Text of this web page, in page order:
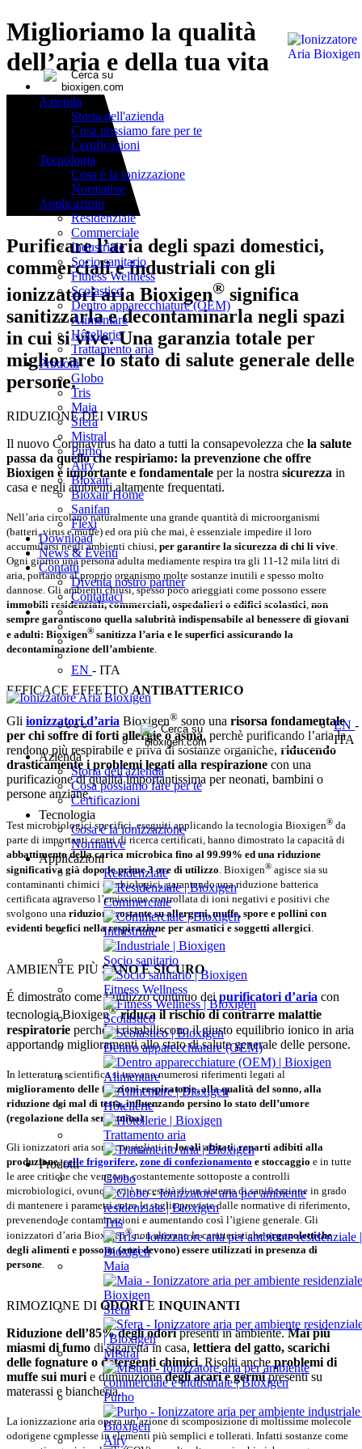
Azienda
Storia dell'azienda
Cosa possiamo fare per te
Certificazioni
Tecnologia
Cosa è la ionizzazione
Normative
Applicazioni
Residenziale
Commerciale
Industriale
Socio sanitario
Fitness Wellness
Scolastico
Dentro apparecchiature (OEM)
Alimentare
Hôtellerie
Trattamento aria
Prodotti
Globo
Tris
Maia
Sfera
Mistral
Purho
Airy
Bioxair
Bioxair Home
Sanifan
Flexi
Download
News & Eventi
Contatti
Diventa nostro partner
Contattaci
EN - ITA
EN-
ITA
Azienda
Storia dell'azienda
Cosa possiamo fare per te
Certificazioni
Tecnologia
Cosa è la ionizzazione
Normative
Applicazioni
Residenziale
Commerciale
Industriale
Socio sanitario
Fitness Wellness
Scolastico
Dentro apparecchiature (OEM)
Alimentare
Hôtellerie
Trattamento aria
Prodotti
Globo
Tris
Maia
Sfera
Mistral
Purho
Airy
Miglioriamo la qualità
dell’aria e della tua vita
Purificare l’aria degli spazi domestici,
commerciali e industriali con gli
ionizzatori aria Bioxigen® significa
sanitizzarla e decontaminarla negli spazi
in cui si vive. Una garanzia totale per
migliorare lo stato di salute generale delle
persone.
RIDUZIONE DEI VIRUS
Il nuovo Coronavirus ha dato a tutti la consapevolezza che la salute
passa da quello che respiriamo: la prevenzione che offre
Bioxigen è importante e fondamentale per la nostra sicurezza in
casa e negli ambienti altamente frequentati.
Nell’aria circolano naturalmente una grande quantità di microorganismi
(batteri, virus e muffe) ed ora più che mai, è essenziale impedire il loro
accumularsi negli ambienti chiusi, per garantire la sicurezza di chi li vive
Ogni giorno una persona adulta mediamente respira tra gli 11-12 mila litri di
aria, portando al proprio organismo molte sostanze inutili e spesso molto
dannose. Gli ambienti chiusi, spesso poco arieggiati come possono essere
immobili residenziali, commerciali, ospedalieri o edifici scolastici non
sempre garantiscono quella salubrità indispensabile al benessere di giovani
e adulti: Bioxigen® sanitizza l’aria e le superfici assicurando la
decontaminazione dell’ambiente.
EFFICACE EFFETTOANTIBATTERICO
Gli ionizzatori d’aria Bioxigen® sono una risorsa fondamentale
per chi soffre di forti allergie o asma, perchè purificando l’aria la
rendono più respirabile e priva di sostanze organiche, riducendo
drasticamente i problemi legati alla respirazione con una
purificazione di qualità importantissima per neonati, bambini o
persone anziane.
Test microbiologici specifici, eseguiti applicando la tecnologia Bioxigen® da
parte di importanti centri di ricerca certificati, hanno dimostrato la capacità di
abbattimento della carica microbica fino al 99.99% ed una riduzione
significativa già dopo le prime 3 ore di utilizzo. Bioxigen® agisce sia su
contaminanti chimici che biologici, garantendo una riduzione batterica
certificata attraverso l’emissione controllata di ioni negativi e positivi che
svolgono una riduzione costante su allergeni, muffe, spore e pollini con
evidenti benefici nella respirazione per asmatici e soggetti allergici.
AMBIENTE PIÙ SANO E SICURO
É dimostrato come l’utilizzo continuo deipurificatori d’aria con
tecnologia Bioxigen® riduca il rischio di contrarre malattie
respiratorie perché si ristabiliscono il giusto equilibrio ionico in aria
apportando miglioramenti allo stato di salute generale delle persone.
In letteratura scientifica si trovano numerosi riferimenti legati al
miglioramento delle funzioni respiratorie, alla qualità del sonno, alla
riduzione dei mal di testa, influenzando persino lo stato dell’umore
(regolazione della serotonina).
Gli ionizzatori aria sono consigliati inlocali abitati, reparti adibiti alla
produzione,celle frigorifere, zone di confezionamento e stoccaggio e in tutte
le aree critiche che vengono costantemente sottoposte a controlli
microbiologici, ovunque vi è necessità di un sistema di sanificazione in grado
di mantenere i parametri entro le soglie previste dalle normative di riferimento,
prevenendo le contaminazioni e aumentando così l’igiene generale. Gli
ionizzatori d’aria Bioxigen®non alterano le caratteristicheorganolettiche
degli alimenti e possono (anzi devono) essere utilizzati in presenza di
persone.
RIMOZIONE DI ODORIE INQUINANTI
Riduzione dell’85% degli odoripresenti in ambiente.Mai più
miasmi di fumo di sigaretta in casa, lettiera del gatto, scarichi
delle fognature o detergenti chimici. Risolti anche problemi di
muffe sui muri e diminuzionedegli acari e germipresenti su
materassi e biancheria.
La ionizzazione aria opera un’azione di scomposizione di moltissime molecole
odorigene complesse in elementi più semplici e tollerati. Infatti sostanze come